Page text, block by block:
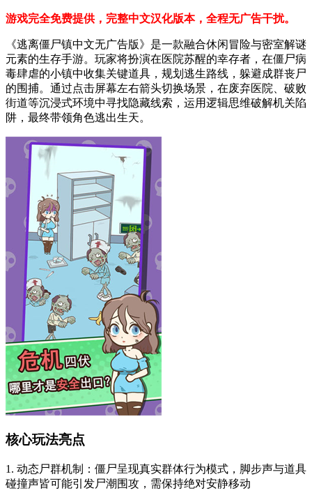
游戏完全免费提供，完整中文汉化版本，全程无广告干扰。
《逃离僵尸镇中文无广告版》是一款融合休闲冒险与密室解谜
元素的生存手游。玩家将扮演在医院苏醒的幸存者，在僵尸病
毒肆虐的小镇中收集关键道具，规划逃生路线，躲避成群丧尸
的围捕。通过点击屏幕左右箭头切换场景，在废弃医院、破败
街道等沉浸式环境中寻找隐藏线索，运用逻辑思维破解机关陷
阱，最终带领角色逃出生天。
核心玩法亮点
1. 动态尸群机制：僵尸呈现真实群体行为模式，脚步声与道具
碰撞声皆可能引发尸潮围攻，需保持绝对安静移动